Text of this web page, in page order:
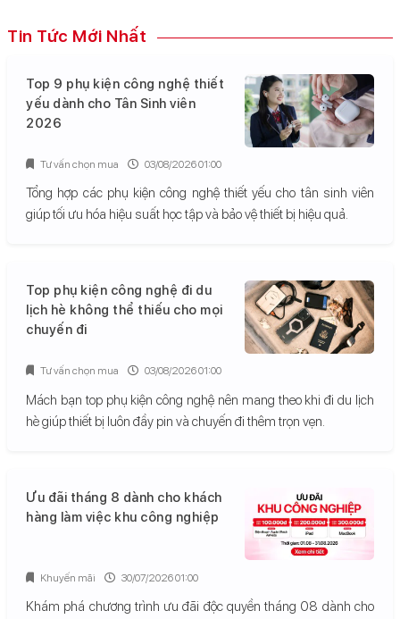
Tin Tức Mới Nhất
Top 9 phụ kiện công nghệ thiết
yếu dành cho Tân Sinh viên
2026
Tổng hợp các phụ kiện công nghệ thiết yếu cho tân sinh viên
giúp tối ưu hóa hiệu suất học tập và bảo vệ thiết bị hiệu quả.
Tư vấn chọn mua 03/08/2026 01:00
Top phụ kiện công nghệ đi du
lịch hè không thể thiếu cho mọi
chuyến đi
Mách bạn top phụ kiện công nghệ nên mang theo khi đi du lịch
hè giúp thiết bị luôn đầy pin và chuyến đi thêm trọn vẹn.
Tư vấn chọn mua 03/08/2026 01:00
Ưu đãi tháng 8 dành cho khách
hàng làm việc khu công nghiệp
Khám phá chương trình ưu đãi độc quyền tháng 08 dành cho
Khuyến mãi 30/07/2026 01:00